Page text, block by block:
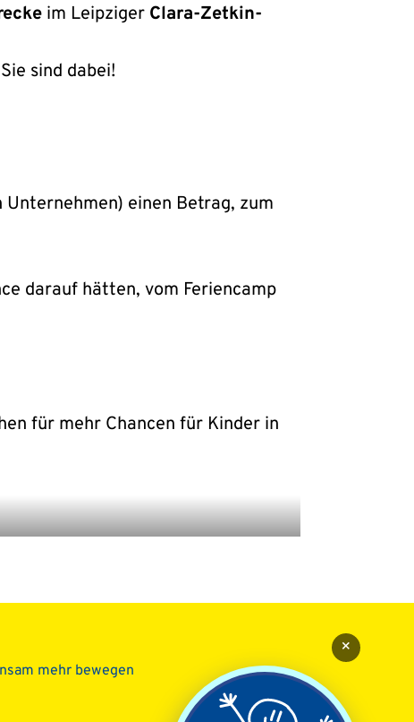
im Leipziger Clara-Zetkin-
sind dabei!
einen Betrag, zum
darauf hätten, vom Feriencamp
für mehr Chancen für Kinder in
mehr bewegen
×